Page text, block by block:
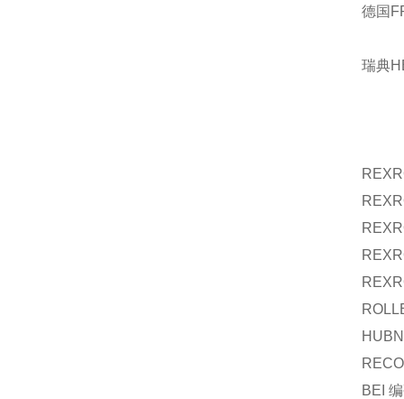
德国
瑞典
RECO
BEI